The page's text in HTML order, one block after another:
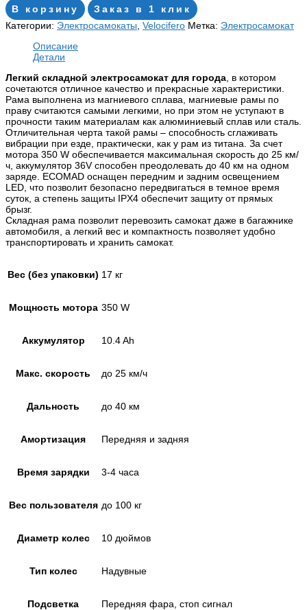
В корзину
Заказ в 1 клик
Категории: Электросамокаты Velocifero Метка: Электросамокат
Описание
Детали
Легкий складной электросамокат для города , в котором
сочетаются отличное качество и прекрасные характеристики.
Рама выполнена из магниевого сплава, магниевые рамы по
праву считаются самыми легкими, но при этом не уступают в
прочности таким материалам как алюминиевый сплав или сталь.
Отличительная черта такой рамы – способность сглаживать
вибрации при езде, практически, как у рам из титана. За счет
мотора 350 W обеспечивается максимальная скорость до 25 км/
ч, аккумулятор 36V способен преодолевать до 40 км на одном
заряде. ECOMAD оснащен передним и задним освещением
LED, что позволит безопасно передвигаться в темное время
суток, а степень защиты IPX4 обеспечит защиту от прямых
брызг.
Складная рама позволит перевозить самокат даже в багажнике
автомобиля, а легкий вес и компактность позволяет удобно
транспортировать и хранить самокат.
Вес (без упаковки) 17 кг
Мощность мотора 350 W
Аккумулятор 10.4 Ah
Макс. скорость до 25 км/ч
Дальность до 40 км
Амортизация Передняя и задняя
Время зарядки 3-4 часа
Вес пользователя до 100 кг
Диаметр колес 10 дюймов
Тип колес Надувные
Подсветка Передняя фара, стоп сигнал